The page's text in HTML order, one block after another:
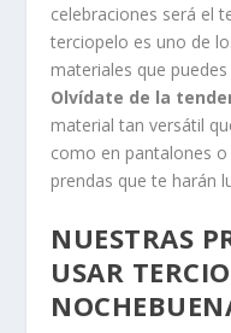
celebraciones será el
terciopelo es uno de
materiales que
Olvídate de la
material tan versátil
como en pantalones
prendas que te harán
NUESTRAS
USAR